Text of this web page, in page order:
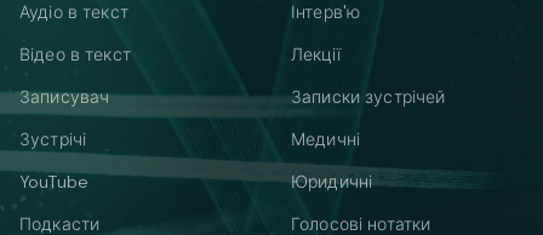
Аудіо в текст
Відео в текст
Записувач
Зустрічі
YouTube
Подкасти
Інтерв'ю
Лекції
Записки зустрічей
Медичні
Юридичні
Голосові нотатки